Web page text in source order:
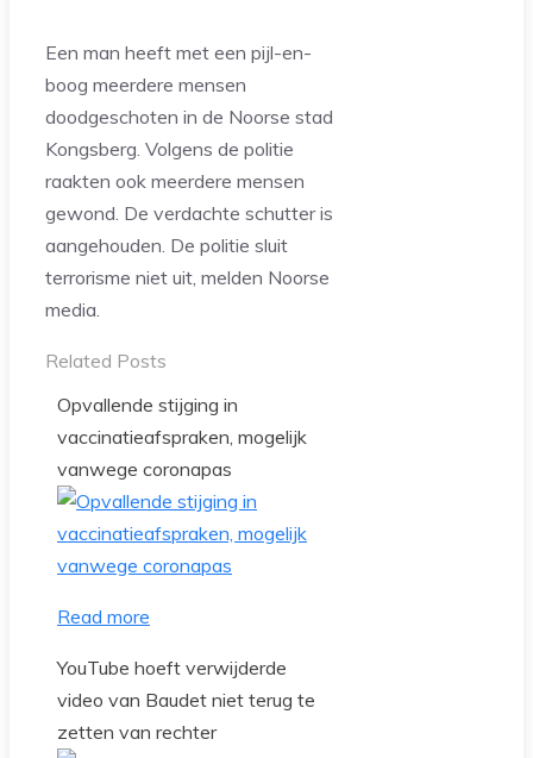
Een man heeft met een pijl-en-
boog meerdere mensen
doodgeschoten in de Noorse stad
Kongsberg. Volgens de politie
raakten ook meerdere mensen
gewond. De verdachte schutter is
aangehouden. De politie sluit
terrorisme niet uit, melden Noorse
media.
Related Posts
Opvallende stijging in
vaccinatieafspraken, mogelijk
vanwege coronapas
Read more
YouTube hoeft verwijderde
video van Baudet niet terug te
zetten van rechter